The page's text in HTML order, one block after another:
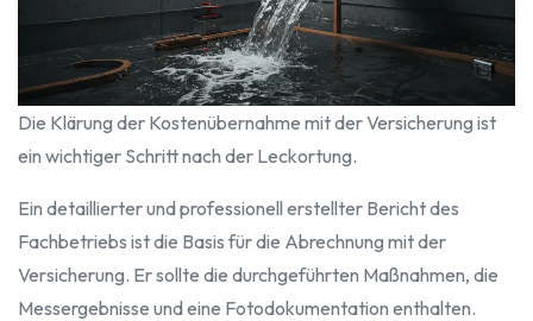
Die Klärung der Kostenübernahme mit der Versicherung ist
ein wichtiger Schritt nach der Leckortung.
Ein detaillierter und professionell erstellter Bericht des
Fachbetriebs ist die Basis für die Abrechnung mit der
Versicherung. Er sollte die durchgeführten Maßnahmen, die
Messergebnisse und eine Fotodokumentation enthalten.